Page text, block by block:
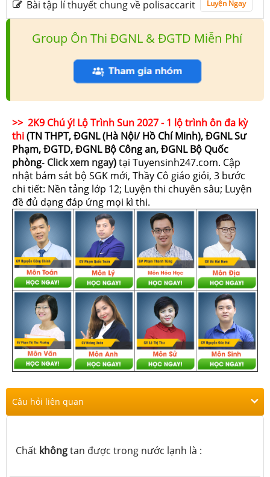
Bài tập lí thuyết chung về polisaccarit
Luyện Ngay
Group Ôn Thi ĐGNL & ĐGTD Miễn Phí
>> 2K9 Chú ý! Lộ Trình Sun 2027 - 1 lộ trình ôn đa kỳ
thi(TN THPT, ĐGNL (Hà Nội/ Hồ Chí Minh), ĐGNL Sư
Phạm, ĐGTD, ĐGNL Bộ Công an, ĐGNL Bộ Quốc
phòng- Click xem ngay)tại Tuyensinh247.com. Cập
nhật bám sát bộ SGK mới, Thầy Cô giáo giỏi, 3 bước
chi tiết: Nền tảng lớp 12; Luyện thi chuyên sâu; Luyện
đề đủ dạng đáp ứng mọi kì thi.
Câu hỏi liên quan
Chất khôngtan được trong nước lạnh là :